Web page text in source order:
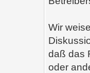
Wir
daß das
oder